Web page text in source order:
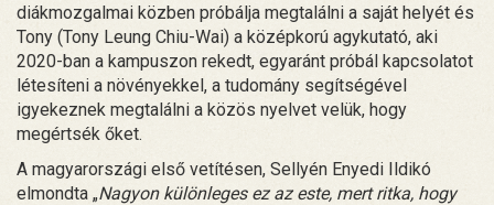
diákmozgalmai közben próbálja megtalálni a saját helyét és
Tony (Tony Leung Chiu-Wai) a középkorú agykutató, aki
2020-ban a kampuszon rekedt, egyaránt próbál kapcsolatot
létesíteni a növényekkel, a tudomány segítségével
igyekeznek megtalálni a közös nyelvet velük, hogy
megértsék őket.
A magyarországi első vetítésen, Sellyén Enyedi Ildikó
elmondta „Nagyon különleges ez az este, mert ritka, hogy